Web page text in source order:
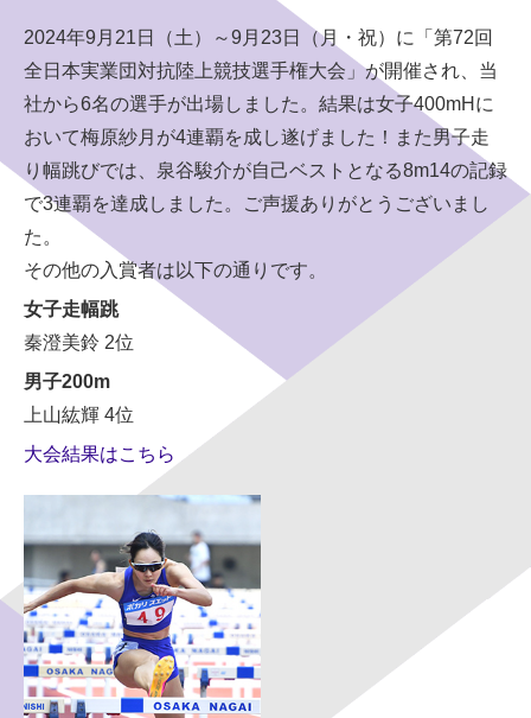
2024年9月21日（土）～9月23日（月・祝）に「第72回
全日本実業団対抗陸上競技選手権大会」が開催され、当
社から6名の選手が出場しました。結果は女子400mHに
おいて梅原紗月が4連覇を成し遂げました！また男子走
り幅跳びでは、泉谷駿介が自己ベストとなる8m14の記録
で3連覇を達成しました。ご声援ありがとうございまし
た。
その他の入賞者は以下の通りです。
女子走幅跳
秦澄美鈴 2位
男子200m
上山紘輝 4位
大会結果はこちら